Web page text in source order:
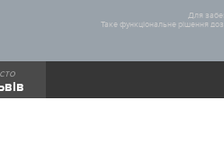
Для
Таке функціональне рішення